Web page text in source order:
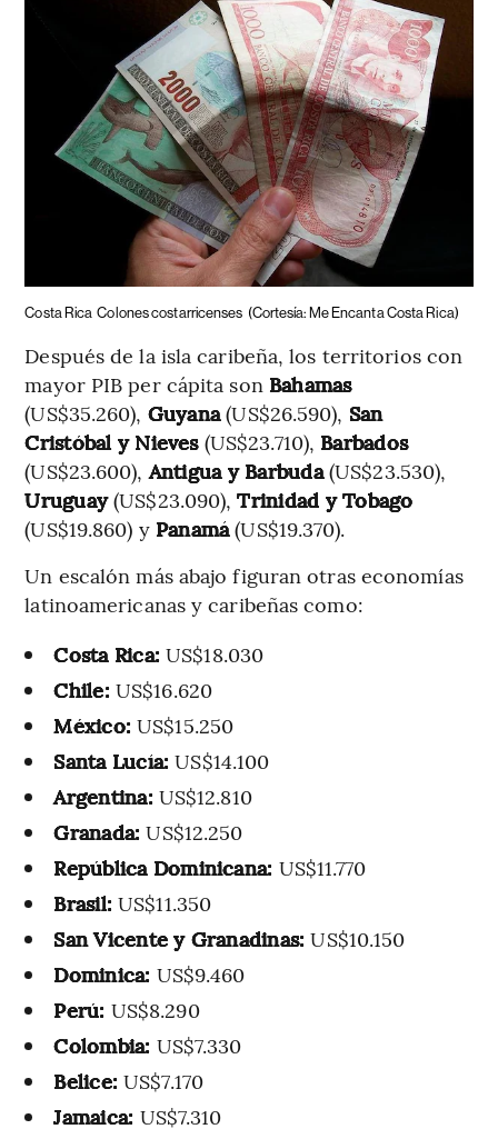
Costa Rica Colones costarricenses (Cortesía: Me Encanta Costa Rica)
Después de la isla caribeña, los territorios con
mayor PIB per cápita son Bahamas
(US$35.260), Guyana(US$26.590), San
Cristóbal y Nieves(US$23.710), Barbados
(US$23.600),Antigua y Barbuda(US$23.530),
Uruguay(US$23.090),Trinidad y Tobago
(US$19.860) y Panamá(US$19.370).
Un escalón más abajo figuran otras economías
latinoamericanas y caribeñas como:
Costa Rica: US$18.030
Chile:US$16.620
México: US$15.250
Santa Lucía: US$14.100
Argentina: US$12.810
Granada: US$12.250
República Dominicana: US$11.770
Brasil: US$11.350
San Vicente y Granadinas: US$10.150
Dominica: US$9.460
Perú: US$8.290
Colombia: US$7.330
Belice: US$7.170
Jamaica: US$7.310